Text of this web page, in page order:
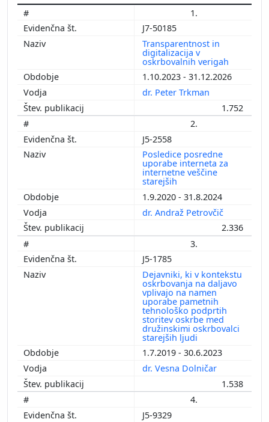
1.
J7-50185
Transparentnost in
digitalizacija v
oskrbovalnih verigah
1.10.2023 - 31.12.2026
dr. Peter Trkman
1.752
2.
J5-2558
Posledice posredne
uporabe interneta za
internetne veščine
starejših
1.9.2020 - 31.8.2024
dr. Andraž Petrovčič
2.336
3.
J5-1785
Dejavniki, ki v kontekstu
oskrbovanja na daljavo
vplivajo na namen
uporabe pametnih
tehnološko podprtih
storitev oskrbe med
družinskimi oskrbovalci
starejših ljudi
1.7.2019 - 30.6.2023
dr. Vesna Dolničar
1.538
4.
J5-9329